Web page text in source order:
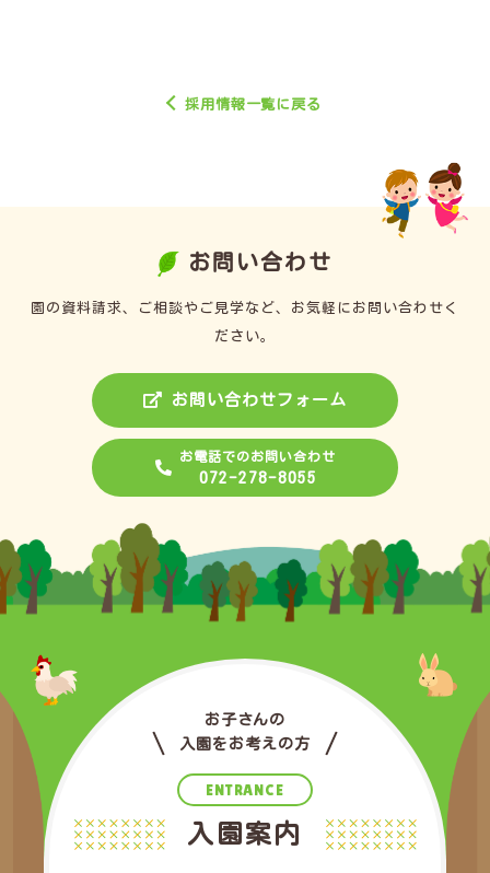
採用情報一覧に戻る
お問い合わせ
園の資料請求、ご相談やご見学など、お気軽にお問い合わせく
ださい。
お問い合わせフォーム
お電話でのお問い合わせ
072-278-8055
お子さんの
入園をお考えの方
ENTRANCE
入園案内